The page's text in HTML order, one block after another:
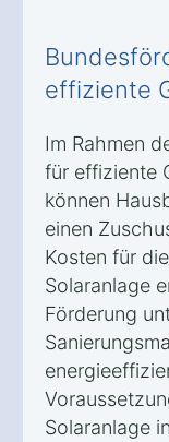
effiziente
Im Rahmen
für effiziente
können
einen
Kosten für
Solaranlage
Förderung
Solaranlage